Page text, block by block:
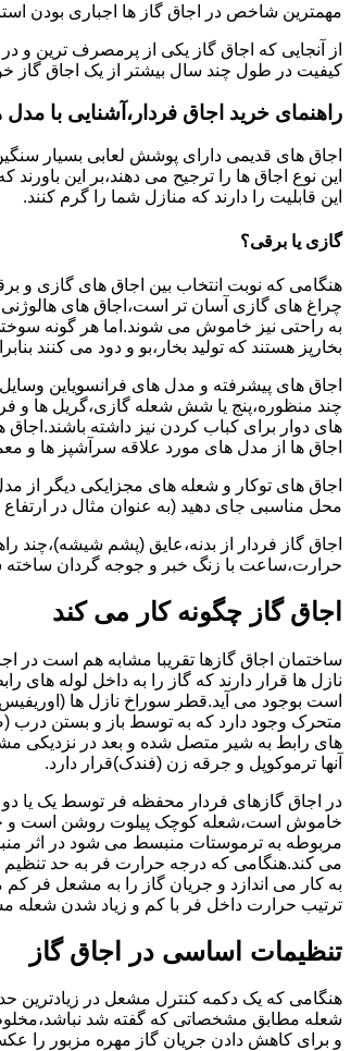
مهمترین شاخص در اجاق گاز ها اجباری بودن
از آنجایی که اجاق گاز یکی از پرمصرف ترین و
کیفیت در طول چند سال بیشتر از یک اجاق
راهنمای خرید اجاق فردار،آشنایی با مدل
اجاق های قدیمی دارای پوشش لعابی بسیار
این نوع اجاق ها را ترجیح می دهند،بر این
این قابلیت را دارند که منازل شما را گرم کنند.
گازی یا برقی؟
هنگامی که نوبت انتخاب بین اجاق های گازی و
چراغ های گازی آسان تر است،اجاق های
به راحتی نیز خاموش می شوند.اما هر گونه
بخارپز هستند که تولید بخار،بو و دود می کنند
اجاق های پیشرفته و مدل های فرانسویاین
چند منظوره،پنج یا شش شعله گازی،گریل ها و
های دوار برای کباب کردن نیز داشته
اجاق ها از مدل های مورد علاقه سرآشپز ها و
اجاق های توکار و شعله های مجزایکی دیگر از
محل مناسبی جای دهید (به عنوان مثال در
اجاق گاز فردار از بدنه،عایق (پشم
حرارت،ساعت با زنگ خبر و جوجه گردان
اجاق گاز چگونه کار می کند
ساختمان اجاق گازها تقریبا مشابه هم است در
نازل ها قرار دارند که گاز را به داخل لوله های
است بوجود می آید.قطر سوراخ نازل ها
متحرک وجود دارد که به توسط باز و بستن درب
های رابط به شیر متصل شده و بعد در نزدیکی
آنها ترموکوپل و جرقه زن (فندک)قرار دارد.
در اجاق گازهای فردار محفظه فر توسط یک یا
خاموش است،شعله کوچک پیلوت روشن است و
مربوطه به ترموستات منبسط می شود در اثر
می کند.هنگامی که درجه حرارت فر به حد تنظیم
به کار می اندازد و جریان گاز را به مشعل فر
ترتیب حرارت داخل فر با کم و زیاد شدن
تنظیمات اساسی در اجاق گاز
شعله مطابق مشخصاتی که گفته شد نباشد،مخلوط
و برای کاهش دادن جریان گاز مهره مزبور را